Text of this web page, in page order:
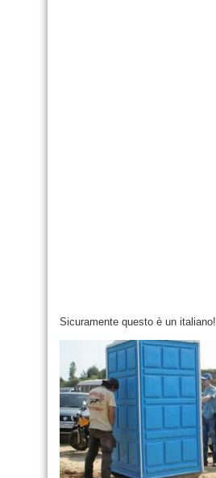
Sicuramente questo è un italiano!